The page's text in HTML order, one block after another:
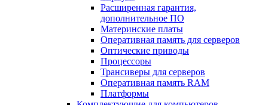
Расширенная гарантия,
дополнительное ПО
Материнские платы
Оперативная память для серверов
Оптические приводы
Процессоры
Трансиверы для серверов
Оперативная память RAM
Платформы